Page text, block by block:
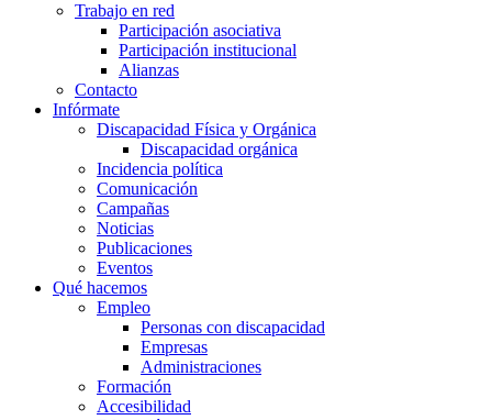
Trabajo en red
Participación asociativa
Participación institucional
Alianzas
Contacto
Infórmate
Discapacidad Física y Orgánica
Discapacidad orgánica
Incidencia política
Comunicación
Campañas
Noticias
Publicaciones
Eventos
Qué hacemos
Empleo
Personas con discapacidad
Empresas
Administraciones
Formación
Accesibilidad